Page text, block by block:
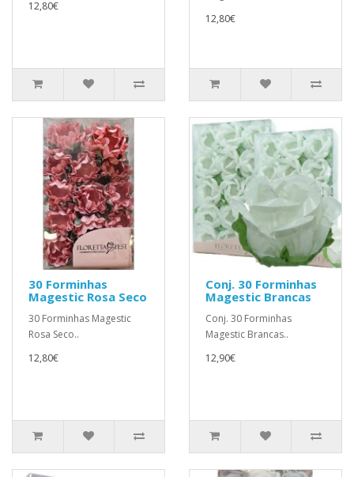
12,80€
12,80€
30 Forminhas
Magestic Rosa Seco
30 Forminhas Magestic
Rosa Seco..
12,80€
Conj. 30 Forminhas
Magestic Brancas
Conj. 30 Forminhas
Magestic Brancas..
12,90€